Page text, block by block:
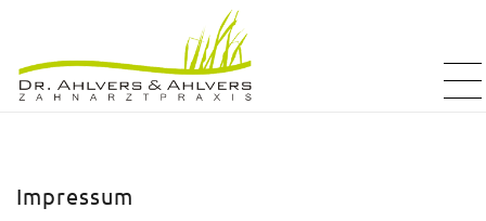
Impressum